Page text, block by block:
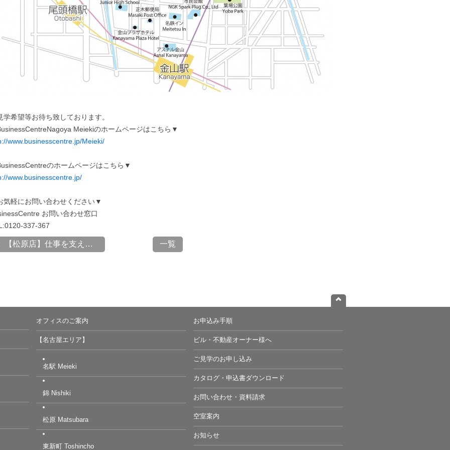
学希望等お待ち致しております。
Meiekiのホームページはこちら▼
www.businesscentre.jp/Meieki/
のホームページはこちら▼
www.businesscentre.jp/
気軽にお問い合わせください▼
お問い合わせ窓口
337-367
【松原店】仕事を支える拠... 一覧
オフィスのご案内
【名古屋エリア】
名駅 Meieki
錦 Nishiki
松原 Matsubara
東新町 Toshincho
お申込み手順
ビル・不動産オーナー様へ
ご見学のお申し込み
カタログ・申込書ダウンロード
お問い合わせ・資料請求
空室案内
お知らせ